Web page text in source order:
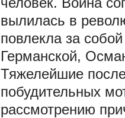
вылилась в
повлекла за
Германской,
Тяжелейшие
побудительных
рассмотрению